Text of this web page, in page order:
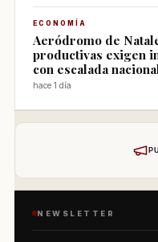
ECONOMÍA
Aeródromo de
productivas exigen
con escalada
hace 1 día
NEWSLETTER